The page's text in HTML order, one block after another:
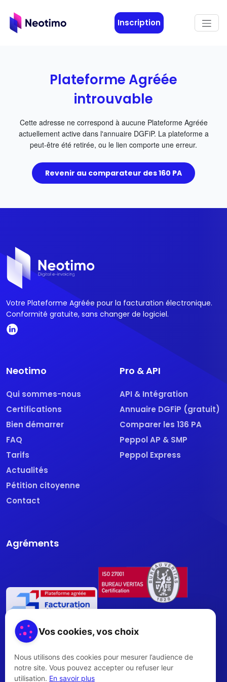
Inscription
Plateforme Agréée
introuvable
Cette adresse ne correspond à aucune Plateforme Agréée
actuellement active dans l'annuaire DGFiP. La plateforme a
peut-être été retirée, ou le lien comporte une erreur.
Revenir au comparateur des 160 PA
Votre Plateforme Agréée pour la facturation électronique.
Conformité gratuite, sans changer de logiciel.
Neotimo
Qui sommes-nous
Certifications
Bien démarrer
FAQ
Tarifs
Actualités
Pétition citoyenne
Contact
Pro & API
API & Intégration
Annuaire DGFiP (gratuit)
Comparer les 136 PA
Peppol AP & SMP
Peppol Express
Agréments
Vos cookies, vos choix
Nous utilisons des cookies pour mesurer l’audience de
notre site. Vous pouvez accepter ou refuser leur
utilisation. En savoir plus